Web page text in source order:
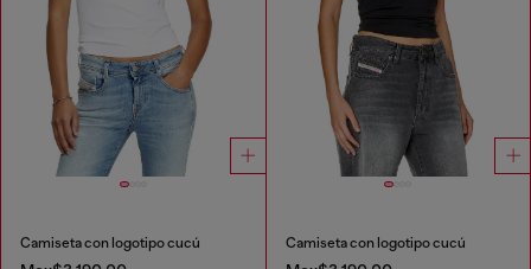
Camiseta con logotipo cucú Camiseta con logotipo cucú